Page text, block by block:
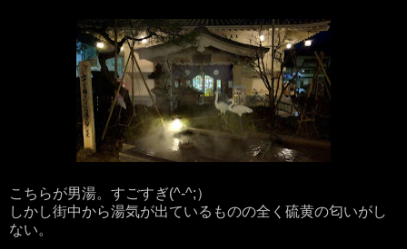
こちらが男湯。すごすぎ(^-^;）
しかし街中から湯気が出ているものの全く硫黄の匂いがし
ない。